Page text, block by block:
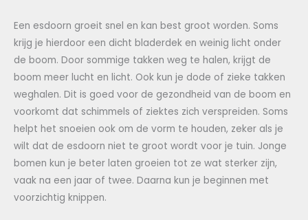
Een esdoorn groeit snel en kan best groot worden. Soms
krijg je hierdoor een dicht bladerdek en weinig licht onder
de boom. Door sommige takken weg te halen, krijgt de
boom meer lucht en licht. Ook kun je dode of zieke takken
weghalen. Dit is goed voor de gezondheid van de boom en
voorkomt dat schimmels of ziektes zich verspreiden. Soms
helpt het snoeien ook om de vorm te houden, zeker als je
wilt dat de esdoorn niet te groot wordt voor je tuin. Jonge
bomen kun je beter laten groeien tot ze wat sterker zijn,
vaak na een jaar of twee. Daarna kun je beginnen met
voorzichtig knippen.